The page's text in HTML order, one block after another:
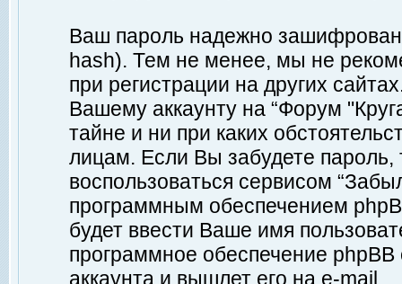
Ваш пароль надежно
hash). Тем не менее, мы не
при регистрации на других
Вашему аккаунту на “Форум
тайне и ни при каких
лицам. Если Вы забудете пароль,
воспользоваться сервисом
программным обеспечением
будет ввести Ваше имя
программное обеспечение
аккаунта и вышлет его на e-mail.